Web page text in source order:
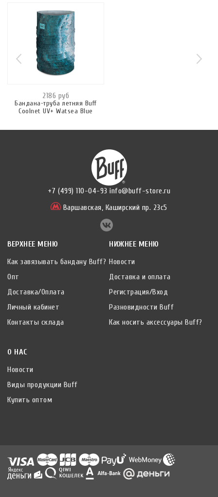
2186 руб
Бандана-труба летняя Buff
Coolnet UV+ Watsea Blue
+7 (499) 110-04-93 info@buff-store.ru
Варшавская, Каширский пр. 23с5
ВЕРХНЕЕ МЕНЮ
Как завязывать бандану Buff?
Опт
Доставка/Оплата
Личный кабинет
Контакты склада
НИЖНЕЕ МЕНЮ
Новости
Доставка и оплата
Регистрация/Вход
Разновидности Buff
Как носить аксессуары Buff?
О НАС
Новости
Виды продукции Buff
Купить оптом